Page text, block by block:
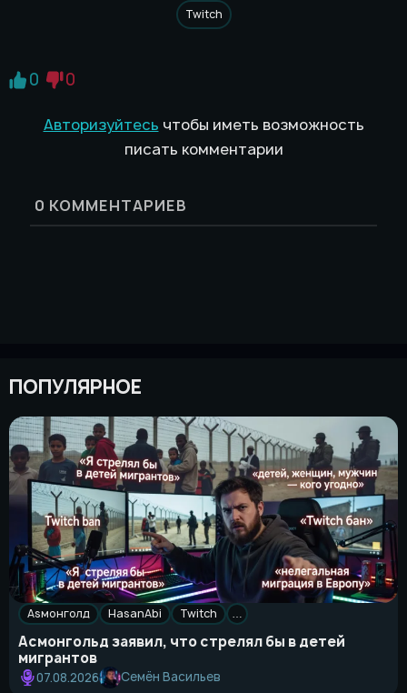
Twitch
0 0
Авторизуйтесь чтобы иметь возможность
писать комментарии
0 КОММЕНТАРИЕВ
ПОПУЛЯРНОЕ
Asмонголд HasanAbi Twitch …
Асмонгольд заявил, что стрелял бы в детей
мигрантов
07.08.2026 Семён Васильев